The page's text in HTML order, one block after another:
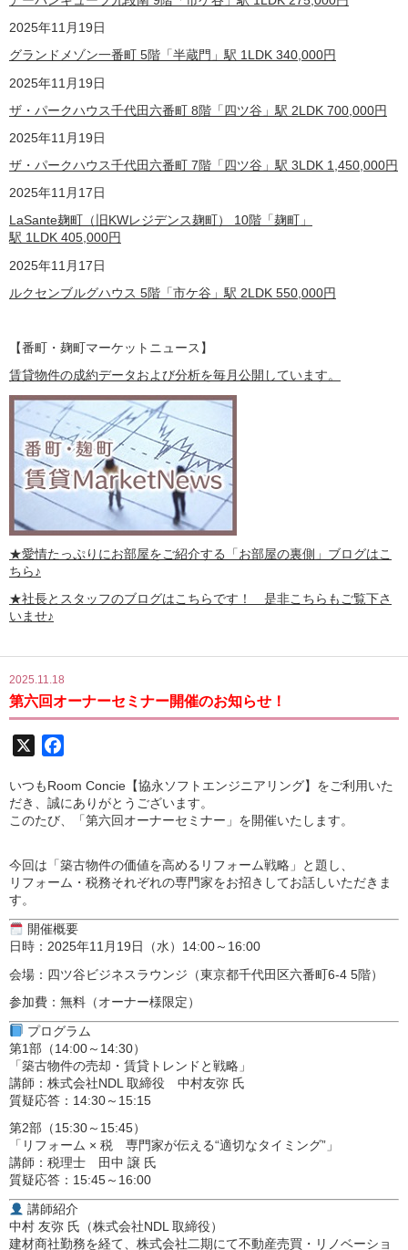
2025年11月19日
グランドメゾン一番町 5階「半蔵門」駅 1LDK 340,000円
2025年11月19日
ザ・パークハウス千代田六番町 8階「四ツ谷」駅 2LDK 700,000円
2025年11月19日
ザ・パークハウス千代田六番町 7階「四ツ谷」駅 3LDK 1,450,000円
2025年11月17日
LaSante麹町（旧KWレジデンス麹町） 10階「麹町」
駅 1LDK 405,000円
2025年11月17日
ルクセンブルグハウス 5階「市ケ谷」駅 2LDK 550,000円
【番町・麹町マーケットニュース】
賃貸物件の成約データおよび分析を毎月公開しています。
★愛情たっぷりにお部屋をご紹介する 「お部屋の裏側」 ブログはこ
ちら♪
★社長とスタッフのブログはこちらです！ 是非こちらもご覧下さ
いませ♪
2025.11.18
第六回オーナーセミナー開催のお知らせ！
いつもRoom Concie【協永ソフトエンジニアリング】をご利用いた
だき、誠にありがとうございます。
このたび、「第六回オーナーセミナー」を開催いたします。
今回は「築古物件の価値を高めるリフォーム戦略」と題し、
リフォーム・税務それぞれの専門家をお招きしてお話しいただきま
す。
開催概要
日時 ：2025年11月19日（水）14:00～16:00
会場 ：四ツ谷ビジネスラウンジ（東京都千代田区六番町6-4 5階）
参加費 ：無料（オーナー様限定）
プログラム
第1部（14:00～14:30）
「築古物件の売却・賃貸トレンドと戦略」
講師：株式会社NDL 取締役 中村友弥 氏
質疑応答：14:30～15:15
第2部（15:30～15:45）
「リフォーム × 税 専門家が伝える“適切なタイミング”」
講師：税理士 田中 譲 氏
質疑応答：15:45～16:00
講師紹介
中村 友弥 氏（株式会社NDL 取締役）
建材商社勤務を経て、株式会社二期にて不動産売買・リノベーショ